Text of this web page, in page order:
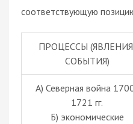
соответствующую
ПРОЦЕССЫ (ЯВЛЕНИЯ,
СОБЫТИЯ)
А) Северная война
1721 гг.
Б) экономические